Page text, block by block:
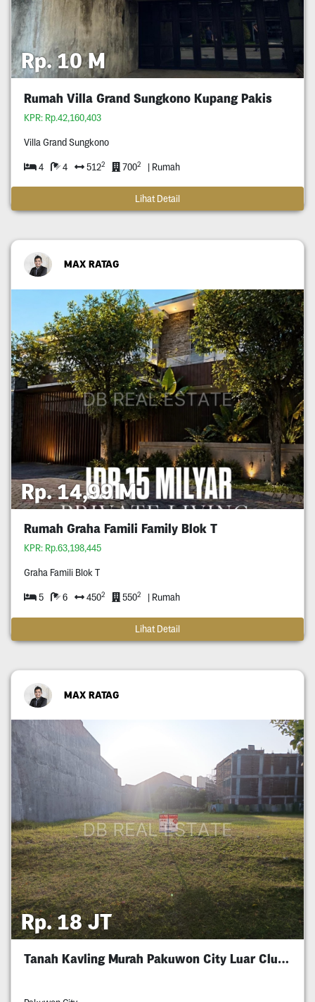
Rp. 10 M
Rumah Villa Grand Sungkono Kupang Pakis
KPR: Rp.42,160,403
Villa Grand Sungkono
4 4 5122 7002 | Rumah
Lihat Detail
MAX RATAG
Rp. 14,99 M
Rumah Graha Famili Family Blok T
KPR: Rp.63,198,445
Graha Famili Blok T
5 6 4502 5502 | Rumah
Lihat Detail
MAX RATAG
Rp. 18 JT
Tanah Kavling Murah Pakuwon City Luar Cluster